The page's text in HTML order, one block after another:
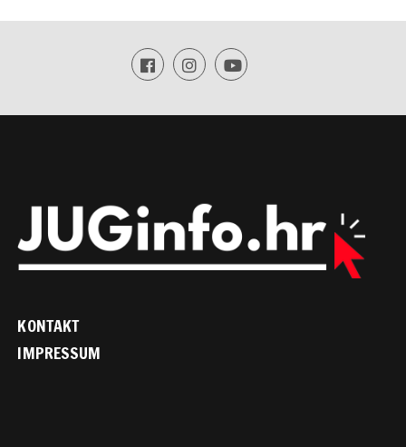
KONTAKT
IMPRESSUM